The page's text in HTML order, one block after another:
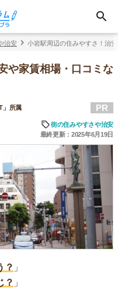
治安 小岩駅周辺の住みやすさ！治
や家賃相場・口コミな
」所属 PR
街の住みやすさや治安
最終更新：2025年6月19日
？ 」
？ 」